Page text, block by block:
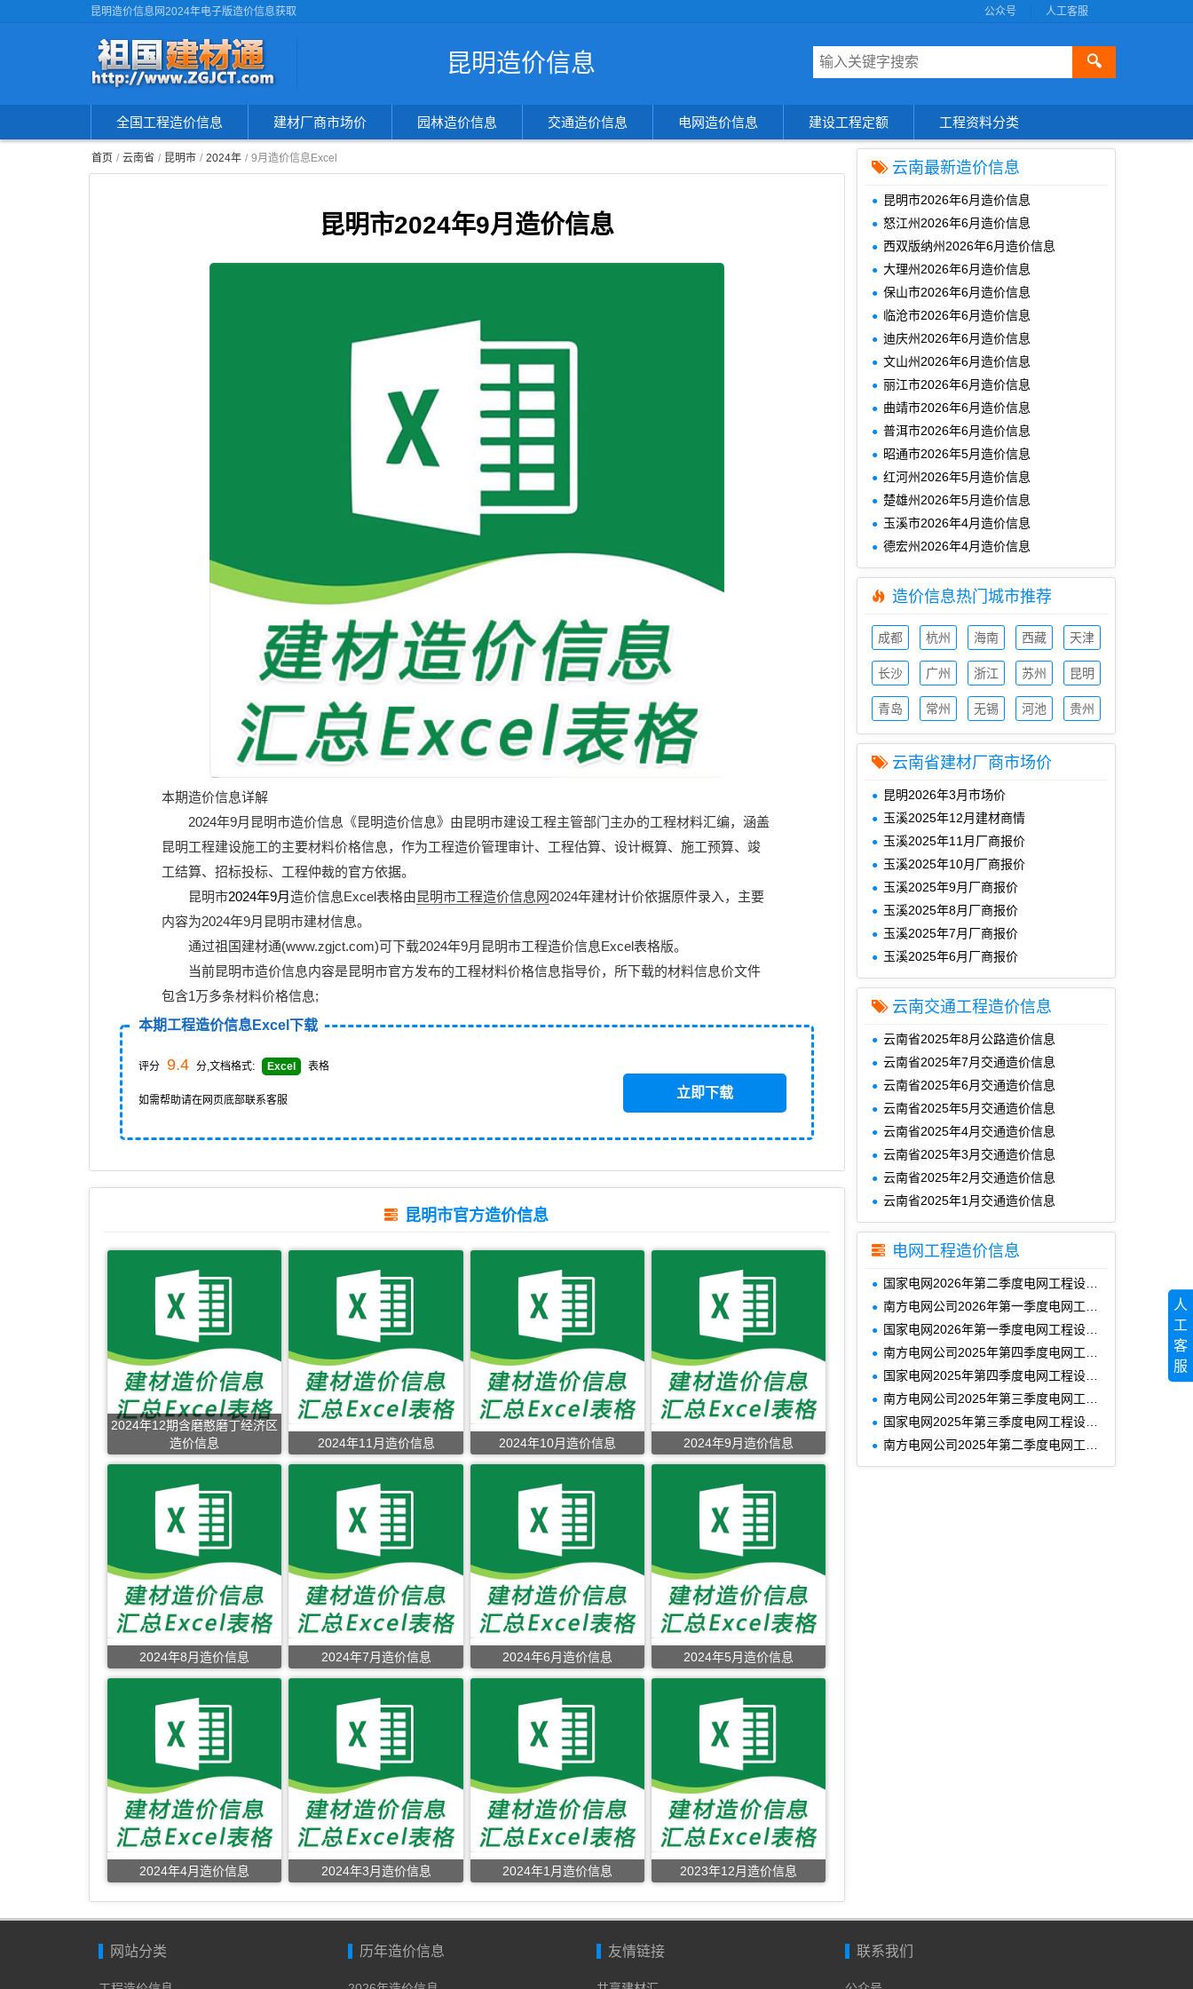
昆明造价信息网2024年电子版造价信息获取 人工客服
公众号
昆明造价信息 🔍
信
息
全国工程造价信息 建材厂商市场价 园林造价信息 交通造价信息 电网造价信息 建设工程定额 工程资料分类
首页 云南省 昆明市 2024年 9月造价信息Excel
昆明市2024年9月造价信息
本期造价信息详解
2024年9月 昆明市造价信息《昆明造价信息》由昆明市建设工程主管部门主办的工程材料汇编，涵盖
昆明工程建设施工的主要材料价格信息，作为工程造价管理审计、工程估算、设计概算、施工预算、竣
工结算、招标投标、工程仲裁的官方依据。
昆明市2024年9月造价信息Excel表格由昆明市工程造价信息网2024年建材计价依据原件录入，主要
内容为2024年9月昆明市建材信息。
通过祖国建材通(www.zgjct.com)可下载2024年9月昆明市工程造价信息Excel表格版。
当前昆明市造价信息内容是昆明市官方发布的工程材料价格信息指导价，所下载的材料信息价文件
包含1万多条材料价格信息;
本期工程造价信息Excel下载
评分 9.4 分,文档格式: Excel 表格
如需帮助请在网页底部联系客服 立即下载
昆明市官方造价信息
2024年12期含磨憨磨丁经济区
造价信息
2024年11月造价信息 2024年10月造价信息 2024年9月造价信息
2024年8月造价信息 2024年7月造价信息 2024年6月造价信息 2024年5月造价信息
2024年4月造价信息 2024年3月造价信息 2024年1月造价信息 2023年12月造价信息
云南最新造价信息
昆明市2026年6月造价信息
怒江州2026年6月造价信息
西双版纳州2026年6月造价信息
大理州2026年6月造价信息
保山市2026年6月造价信息
临沧市2026年6月造价信息
迪庆州2026年6月造价信息
文山州2026年6月造价信息
丽江市2026年6月造价信息
曲靖市2026年6月造价信息
普洱市2026年6月造价信息
昭通市2026年5月造价信息
红河州2026年5月造价信息
楚雄州2026年5月造价信息
玉溪市2026年4月造价信息
德宏州2026年4月造价信息
造价信息热门城市推荐
成都
信息
杭州
信息
海南
信息
西藏
信息
天津
信息
长沙
信息
广州
信息
浙江
信息
苏州
信息
昆明
信息
青岛
信息
常州
信息
无锡
信息
河池
信息
贵州
信息
云南省建材厂商市场价
昆明2026年3月市场价
玉溪2025年12月建材商情
玉溪2025年11月厂商报价
玉溪2025年10月厂商报价
玉溪2025年9月厂商报价
玉溪2025年8月厂商报价
玉溪2025年7月厂商报价
玉溪2025年6月厂商报价
云南交通工程造价信息
云南省2025年8月公路造价信息
云南省2025年7月交通造价信息
云南省2025年6月交通造价信息
云南省2025年5月交通造价信息
云南省2025年4月交通造价信息
云南省2025年3月交通造价信息
云南省2025年2月交通造价信息
云南省2025年1月交通造价信息
电网工程造价信息
国家电网2026年第二季度电网工程设备材料信息价
南方电网公司2026年第一季度电网工程主要设备材料信息价
国家电网2026年第一季度电网工程设备材料信息价
南方电网公司2025年第四季度电网工程主要设备材料信息价
国家电网2025年第四季度电网工程设备材料信息价
南方电网公司2025年第三季度电网工程主要设备材料信息价
国家电网2025年第三季度电网工程设备材料信息价
南方电网公司2025年第二季度电网工程主要设备材料信息价
网站分类 历年造价信息 友情链接 联系我们
人
工
客
服